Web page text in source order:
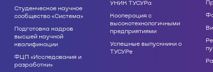
Студенческое научное
сообщество «Система»
Подготовка кадров
высшей научной
квалификации
ФЦП «Исследования и
разработки»
УНИК ТУСУРа
Кооперация с
высокотехнологичными
предприятиями
Успешные выпускники о
ТУСУРе